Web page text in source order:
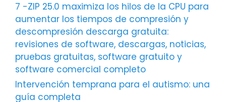
7 -ZIP 25.0 maximiza los hilos de la CPU para
aumentar los tiempos de compresión y
descompresión descarga gratuita:
revisiones de software, descargas, noticias,
pruebas gratuitas, software gratuito y
software comercial completo
Intervención temprana para el autismo: una
guía completa